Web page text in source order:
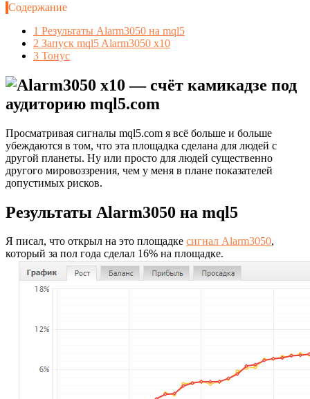
Содержание
1 Результаты Alarm3050 на mql5
2 Запуск mql5 Alarm3050 x10
3 Тонус
Просматривая сигналы mql5.com я всё больше и больше
убеждаются в том, что эта площадка сделана для людей с
другой планеты. Ну или просто для людей существенно
другого мировоззрения, чем у меня в плане показателей
допустимых рисков.
Результаты Alarm3050 на mql5
Я писал, что открыл на это площадке сигнал Alarm3050,
который за пол года сделал 16% на площадке.